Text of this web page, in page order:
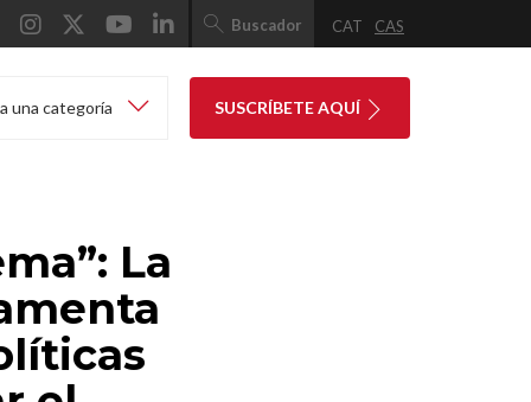
Buscador CAT CAS
una categoría SUSCRÍBETE AQUÍ
La